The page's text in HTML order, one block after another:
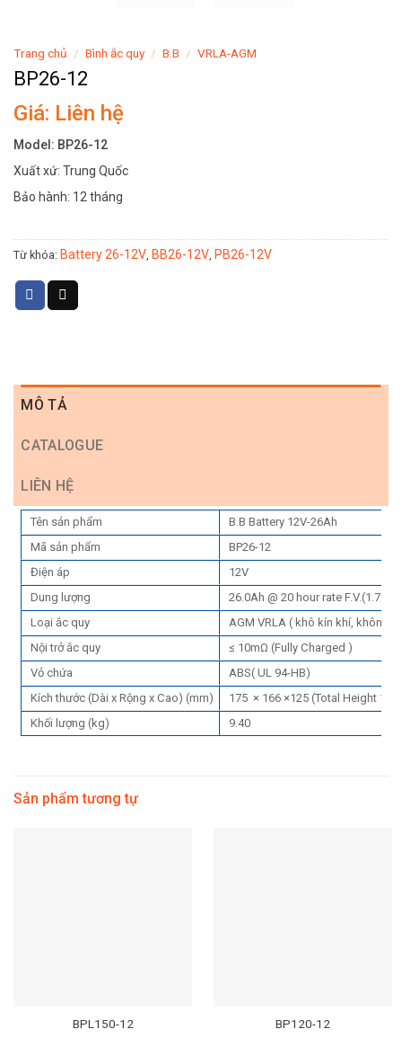
Trang chủ / Bình ắc quy / B.B / VRLA-AGM
BP26-12
Giá: Liên hệ
Model: BP26-12
Xuất xứ: Trung Quốc
Bảo hành: 12 tháng
Từ khóa: Battery 26-12V BB26-12V PB26-12V
MÔ TẢ
CATALOGUE
LIÊN HỆ
Tên sản phẩm
B.B Battery 12V-26Ah
Mã sản phẩm
BP26-12
Điện áp
12V
Dung lượng
26.0Ah @ 20 hour rate
Loại ắc quy
AGM VRLA ( khô kín khí, không
Nội trở ắc quy
≤ 10mΩ (Fully Charged )
Vỏ chứa
ABS( UL 94-HB)
Kích thước (Dài x Rộng x Cao) (mm)
175 × 166 ×125 (Total Height 125
Khối lượng (kg)
9.40
Sản phẩm tương tự
BPL150-12 BP120-12